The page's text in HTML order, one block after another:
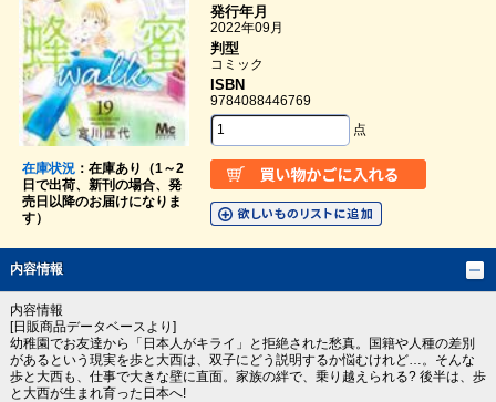
在庫状況：在庫あり（1～2
日で出荷、新刊の場合、発
売日以降のお届けになりま
す）
発行年月
2022年09月
判型
コミック
ISBN
9784088446769
点
内容情報
内容情報
[日販商品データベースより]
幼稚園でお友達から「日本人がキライ」と拒絶された愁真。国籍や人種の差別
があるという現実を歩と大西は、双子にどう説明するか悩むけれど…。そんな
歩と大西も、仕事で大きな壁に直面。家族の絆で、乗り越えられる? 後半は、歩
と大西が生まれ育った日本へ!